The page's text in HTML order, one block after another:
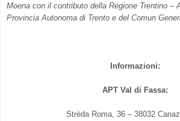
Moena con il contributo della Regione Trentino –
Provincia Autonoma di Trento e del Comun
Informazioni:
APT Val di Fassa:
Strèda Roma, 36 – 38032